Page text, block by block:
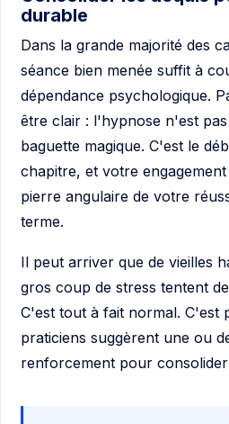
durable
Dans la grande majorité des
séance bien menée suffit à
dépendance psychologique.
être clair : l'hypnose n'est
baguette magique. C'est le
chapitre, et votre
pierre angulaire de votre
terme.
Il peut arriver que de vieilles
gros coup de stress tentent
C'est tout à fait normal. C'est
praticiens suggèrent une ou
renforcement pour